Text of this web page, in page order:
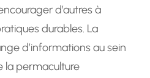
d’autres à
durables. La
d’informations au sein
la permaculture